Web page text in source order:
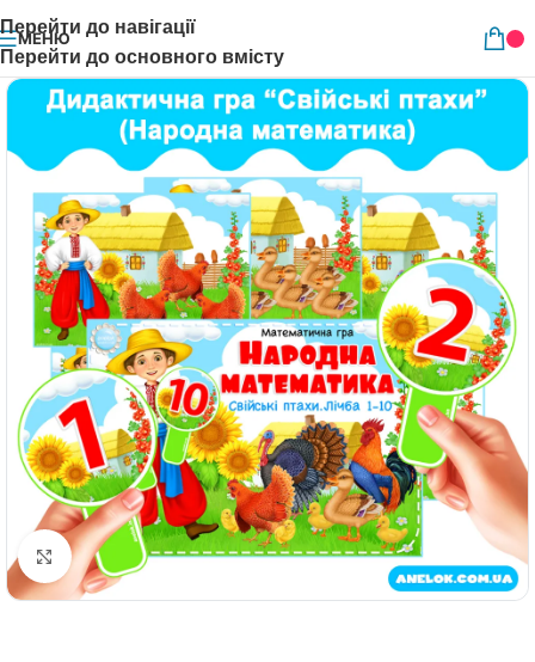
Перейти до навігації
Перейти до основного вмісту
МЕНЮ
Натисніть, щоб збільшити